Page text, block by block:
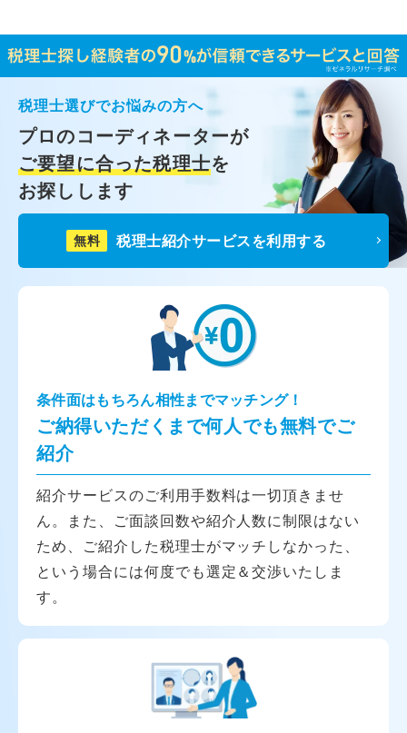
税理士選びでお悩みの方へ
プロのコーディネーターが
ご要望に合った税理士を
お探しします
無料 税理士紹介サービスを利用する
条件面はもちろん相性までマッチング！
ご納得いただくまで何人でも無料でご
紹介
紹介サービスのご利用手数料は一切頂きませ
ん。また、ご面談回数や紹介人数に制限はない
ため、ご紹介した税理士がマッチしなかった、
という場合には何度でも選定＆交渉いたしま
す。